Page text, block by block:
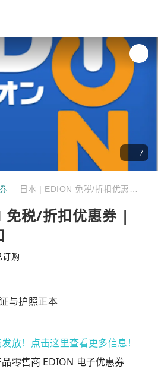
7
税/折扣优惠券 |
订购
与护照正本
放！点击这里查看更多信息！
零售商 EDION 电子优惠券